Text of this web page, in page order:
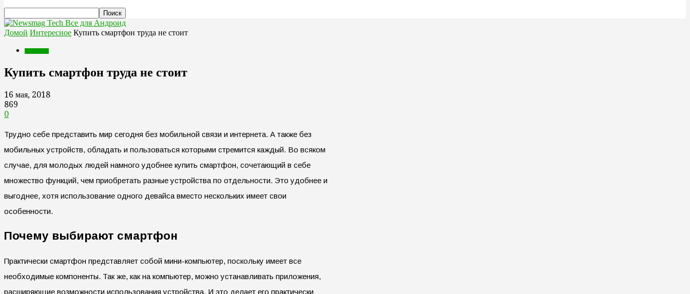
Все для Андроид
Домой Интересное Купить смартфон труда не стоит
Купить смартфон труда не стоит
16 мая, 2018
869
0
Трудно себе представить мир сегодня без мобильной связи и интернета. А также без
мобильных устройств, обладать и пользоваться которыми стремится каждый. Во всяком
случае, для молодых людей намного удобнее купить смартфон, сочетающий в себе
множество функций, чем приобретать разные устройства по отдельности. Это удобнее и
выгоднее, хотя использование одного девайса вместо нескольких имеет свои
особенности.
Почему выбирают смартфон
Практически смартфон представляет собой мини-компьютер, поскольку имеет все
необходимые компоненты. Так же, как на компьютер, можно устанавливать приложения,
расширяющие возможности использования устройства. И это делает его практически